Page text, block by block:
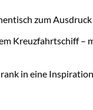
zum
Kreuzfahrtschiff –
in eine